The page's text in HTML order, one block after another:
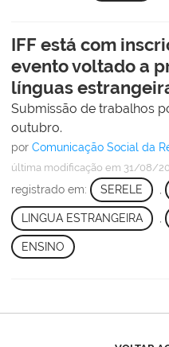
IFF está com
evento voltado a
línguas
Submissão de trabalhos
outubro.
por Comunicação Social da
última modificação em 31/08/
registrado em: SERELE ,
LINGUA ESTRANGEIRA
ENSINO